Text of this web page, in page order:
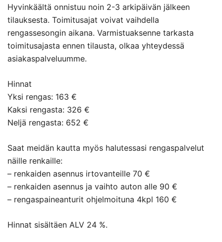
Hyvinkäältä onnistuu noin 2-3 arkipäivän jälkeen
tilauksesta. Toimitusajat voivat vaihdella
rengassesongin aikana. Varmistuaksenne tarkasta
toimitusajasta ennen tilausta, olkaa yhteydessä
asiakaspalveluumme.
Hinnat
Yksi rengas: 163 €
Kaksi rengasta: 326 €
Neljä rengasta: 652 €
Saat meidän kautta myös halutessasi rengaspalvelut
näille renkaille:
– renkaiden asennus irtovanteille 70 €
– renkaiden asennus ja vaihto auton alle 90 €
– rengaspaineanturit ohjelmoituna 4kpl 160 €
Hinnat sisältäen ALV 24 %.